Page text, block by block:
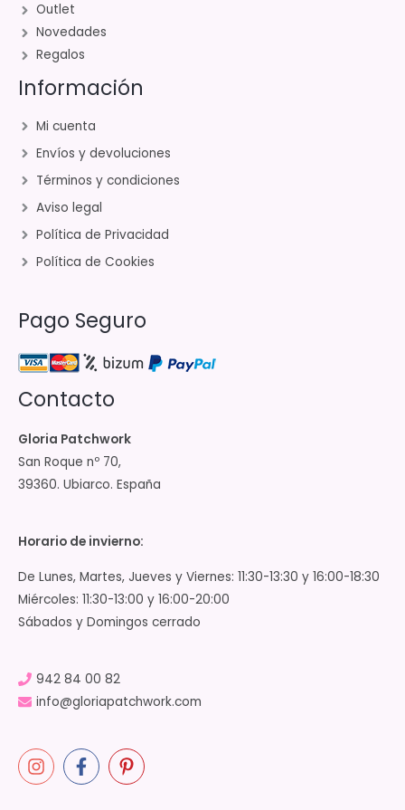
Outlet
Novedades
Regalos
Información
Mi cuenta
Envíos y devoluciones
Términos y condiciones
Aviso legal
Política de Privacidad
Política de Cookies
Pago Seguro
Contacto
Gloria Patchwork
San Roque nº 70,
39360. Ubiarco. España
Horario de invierno:
De Lunes, Martes, Jueves y Viernes: 11:30-13:30 y 16:00-18:30
Miércoles: 11:30-13:00 y 16:00-20:00
Sábados y Domingos cerrado
942 84 00 82
info@gloriapatchwork.com